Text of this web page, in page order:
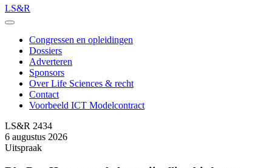
LS&R
Congressen en opleidingen
Dossiers
Adverteren
Sponsors
Over Life Sciences & recht
Contact
Voorbeeld ICT Modelcontract
LS&R 2434
6 augustus 2026
Uitspraak